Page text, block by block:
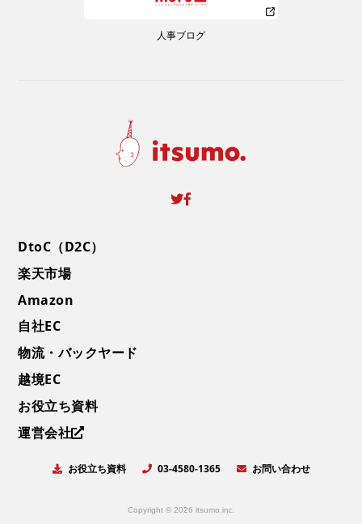
人事ブログ
DtoC（D2C）
楽天市場
Amazon
自社EC
物流・バックヤード
越境EC
お役立ち資料
運営会社
お役立ち資料 03-4580-1365 お問い合わせ
Copyright © 2026 itsumo.inc.